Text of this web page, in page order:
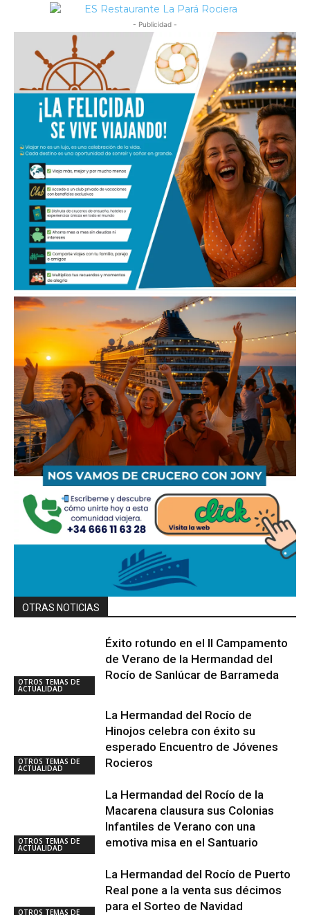
- Publicidad -
OTRAS NOTICIAS
OTROS TEMAS DE
ACTUALIDAD
Éxito rotundo en el II Campamento
de Verano de la Hermandad del
Rocío de Sanlúcar de Barrameda
OTROS TEMAS DE
ACTUALIDAD
La Hermandad del Rocío de
Hinojos celebra con éxito su
esperado Encuentro de Jóvenes
Rocieros
OTROS TEMAS DE
ACTUALIDAD
La Hermandad del Rocío de la
Macarena clausura sus Colonias
Infantiles de Verano con una
emotiva misa en el Santuario
OTROS TEMAS DE
La Hermandad del Rocío de Puerto
Real pone a la venta sus décimos
para el Sorteo de Navidad